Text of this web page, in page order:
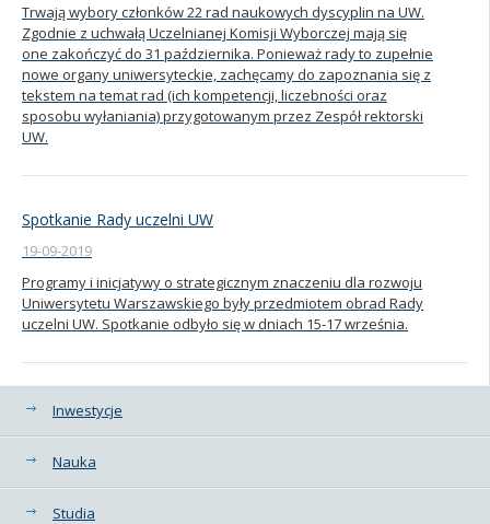
Trwają wybory członków 22 rad naukowych dyscyplin na UW.
Zgodnie z uchwałą Uczelnianej Komisji Wyborczej mają się
one zakończyć do 31 października. Ponieważ rady to zupełnie
nowe organy uniwersyteckie, zachęcamy do zapoznania się z
tekstem na temat rad (ich kompetencji, liczebności oraz
sposobu wyłaniania) przygotowanym przez Zespół rektorski
UW.
Spotkanie Rady uczelni UW
19-09-2019
Programy i inicjatywy o strategicznym znaczeniu dla rozwoju
Uniwersytetu Warszawskiego były przedmiotem obrad Rady
uczelni UW. Spotkanie odbyło się w dniach 15-17 września.
Kategorie
Inwestycje
Nauka
Studia